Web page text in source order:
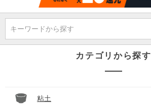
キーワードから探す
カテゴリから探す
粘土